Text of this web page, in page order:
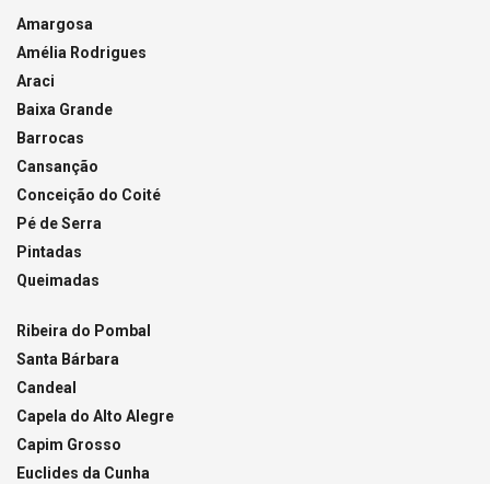
Amargosa
Amélia Rodrigues
Araci
Baixa Grande
Barrocas
Cansanção
Conceição do Coité
Pé de Serra
Pintadas
Queimadas
Ribeira do Pombal
Santa Bárbara
Candeal
Capela do Alto Alegre
Capim Grosso
Euclides da Cunha